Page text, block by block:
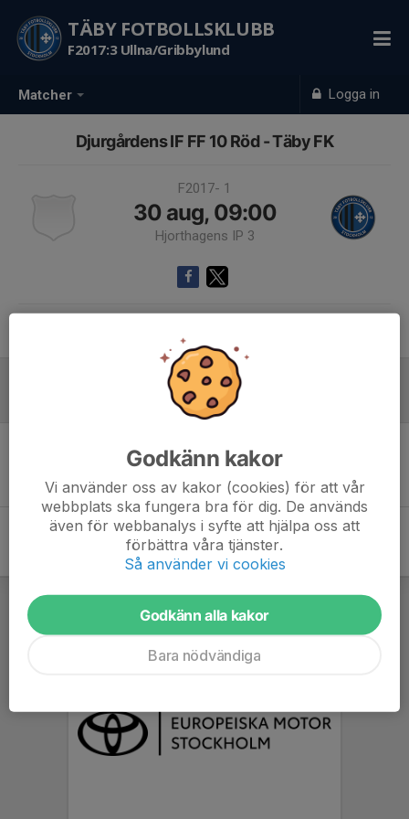
Matcher Logga in
TÄBY FOTBOLLSKLUBB
F2017:3 Ullna/Gribbylund
Djurgårdens IF FF 10 Röd - Täby FK
F2017- 1
30 aug, 09:00
Hjorthagens IP 3
Inget skrivet
Godkänn kakor
Vi använder oss av kakor (cookies) för att vår
webbplats ska fungera bra för dig. De används
även för webbanalys i syfte att hjälpa oss att
förbättra våra tjänster.
Så använder vi cookies
Godkänn alla kakor
Bara nödvändiga